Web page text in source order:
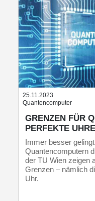
25.11.2023
Quantencomputer
GRENZEN FÜR
PERFEKTE
Immer besser
Quantencomputern
der TU Wien zeigen
Grenzen – nämlich
Uhr.